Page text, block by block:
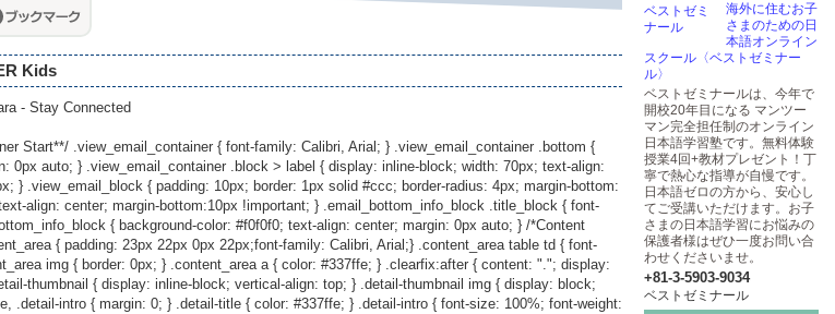
Kids
- Stay Connected
Start**/ .view_email_container { font-family: Calibri, Arial; } .view_email_container .bottom {
0px auto; } .view_email_container .block > label { display: inline-block; width: 70px; text-align:
} .view_email_block { padding: 10px; border: 1px solid #ccc; border-radius: 4px; margin-bottom:
align: center; margin-bottom:10px !important; } .email_bottom_info_block .title_block { font-
{ background-color: #f0f0f0; text-align: center; margin: 0px auto; } /*Content
{ padding: 23px 22px 0px 22px;font-family: Calibri, Arial;} .content_area table td { font-
img { border: 0px; } .content_area a { color: #337ffe; } .clearfix:after { content: "."; display:
thumbnail { display: inline-block; vertical-align: top; } .detail-thumbnail img { display: block;
.detail-intro { margin: 0; } .detail-title { color: #337ffe; } .detail-intro { font-size: 100%; font-weight:
海外に住むお子
さまのための日
本語オンライン
スクール〈ベストゼミナー
ル〉
ベストゼミナールは、今年で
開校20年目になる マンツー
マン完全担任制のオンライン
日本語学習塾です。無料体験
授業4回+教材プレゼント！丁
寧で熱心な指導が自慢です。
日本語ゼロの方から、安心し
てご受講いただけます。お子
さまの日本語学習にお悩みの
保護者様はぜひ一度お問い合
わせくださいませ。
+81-3-5903​-9034
ベストゼミナール